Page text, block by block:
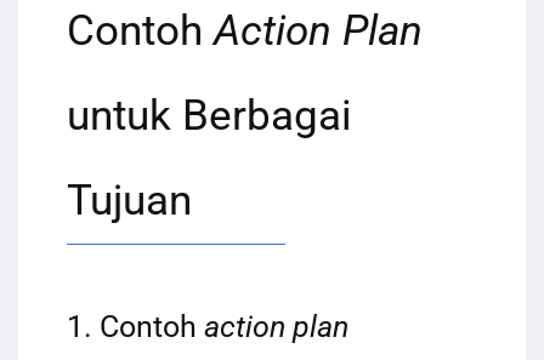
ContohAction Plan
untuk Berbagai
Tujuan
1. Contoh action plan